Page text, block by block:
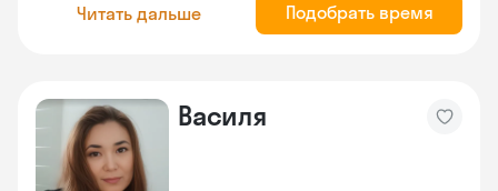
Читать дальше Подобрать время
Василя